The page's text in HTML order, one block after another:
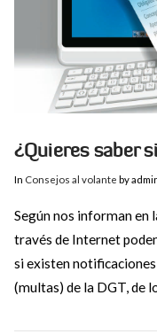
¿Quieres saber
In Consejos al volante by
Según nos informan en
través de Internet
si existen
(multas) de la DGT, de